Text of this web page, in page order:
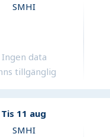
SMHI
Ingen data
tillgänglig
Tis 11 aug
SMHI